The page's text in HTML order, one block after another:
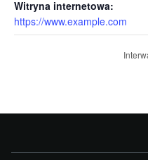
Witryna internetowa:
https://www.example.com